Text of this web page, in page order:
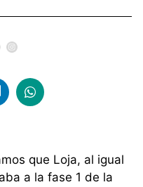
que Loja, al igual
a la fase 1 de la